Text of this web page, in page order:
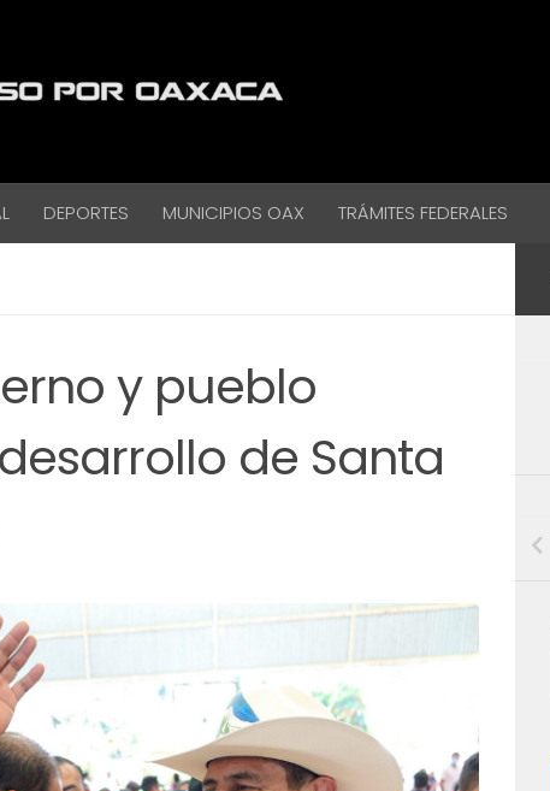
DEPORTES MUNICIPIOS OAX TRÁMITES FEDERALES
y pueblo
de Santa